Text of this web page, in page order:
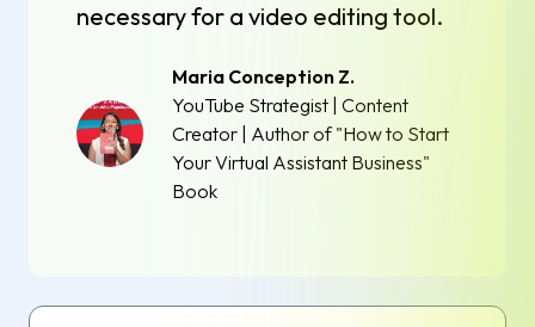
necessary for a video editing tool.
Maria Conception Z.
YouTube Strategist | Content
Creator | Author of "How to Start
Your Virtual Assistant Business"
Book